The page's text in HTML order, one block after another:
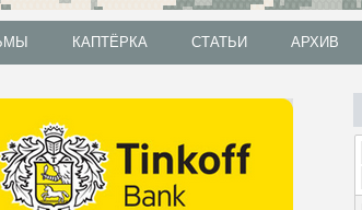
КАПТЁРКА СТАТЬИ АРХИВ